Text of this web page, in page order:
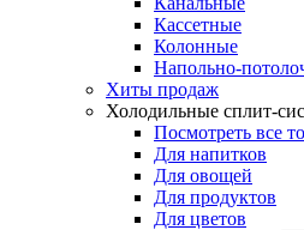
Кассетные
Колонные
Напольно-
Хиты продаж
Холодильные сплит-
Посмотреть все
Для напитков
Для овощей
Для продуктов
Для цветов